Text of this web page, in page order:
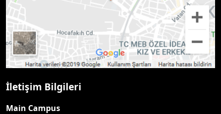
İletişim Bilgileri
Main Campus